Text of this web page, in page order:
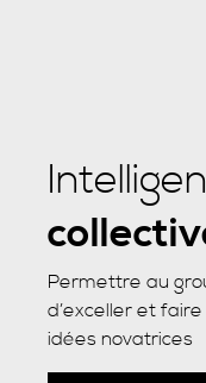
Permettre au
d’exceller et
idées novatrices